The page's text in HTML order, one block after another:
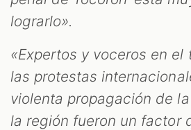
lograrlo».
«Expertos y voceros en el
las protestas
violenta propagación de
la región fueron un factor